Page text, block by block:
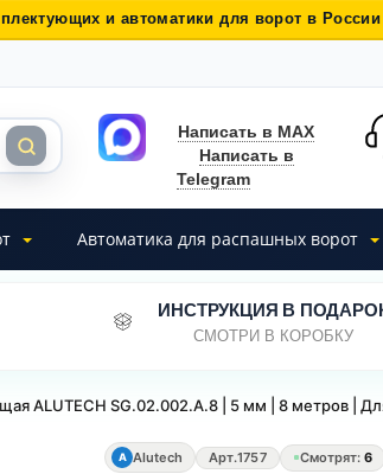
и автоматики для ворот в России
Написать в MAX
Написать в
Telegram
Автоматика для распашных ворот
ИНСТРУКЦИЯ В
СМОТРИ В КОРОБКУ
ALUTECH SG.02.002.А.8 | 5 мм | 8 метров |
A Alutech Арт.1757 Смотрят: 6